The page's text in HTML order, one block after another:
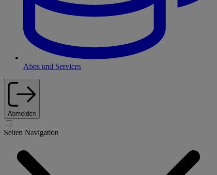
Abos und Services
Abmelden
Seiten Navigation